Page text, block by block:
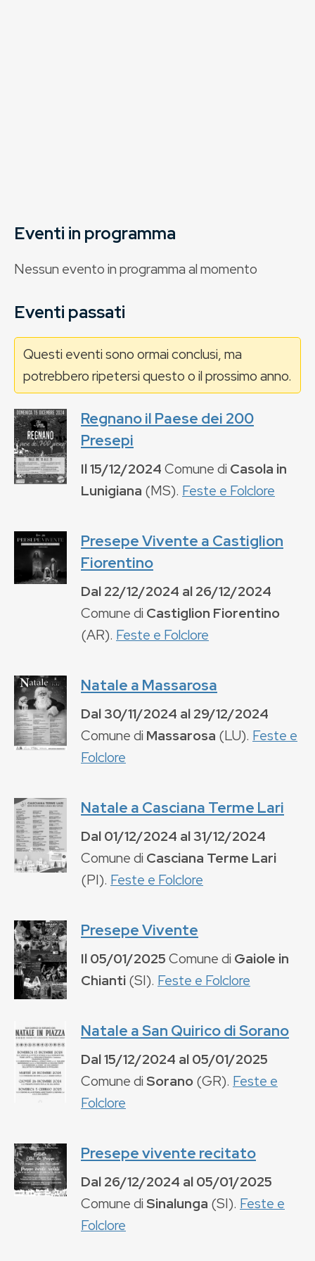
Eventi in programma
Nessun evento in programma al momento
Eventi passati
Questi eventi sono ormai conclusi, ma
potrebbero ripetersi questo o il prossimo anno.
Regnano il Paese dei 200
Presepi
Il15/12/2024Comune di Casola in
Lunigiana (MS). Feste e Folclore
Presepe Vivente a Castiglion
Fiorentino
Dal22/12/2024 al26/12/2024
Comune di Castiglion Fiorentino
(AR). Feste e Folclore
Natale a Massarosa
Dal30/11/2024 al29/12/2024
Comune di Massarosa (LU). Feste e
Folclore
Natale a Casciana Terme Lari
Dal01/12/2024 al31/12/2024
Comune di Casciana Terme Lari
(PI). Feste e Folclore
Presepe Vivente
Il05/01/2025Comune di Gaiole in
Chianti(SI). Feste e Folclore
Natale a San Quirico di Sorano
Dal15/12/2024 al05/01/2025
Comune diSorano(GR). Feste e
Folclore
Presepe vivente recitato
Dal26/12/2024 al05/01/2025
Comune diSinalunga (SI). Feste e
Folclore